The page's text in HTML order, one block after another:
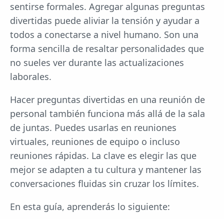
sentirse formales. Agregar algunas preguntas
divertidas puede aliviar la tensión y ayudar a
todos a conectarse a nivel humano. Son una
forma sencilla de resaltar personalidades que
no sueles ver durante las actualizaciones
laborales.
Hacer preguntas divertidas en una reunión de
personal también funciona más allá de la sala
de juntas. Puedes usarlas en reuniones
virtuales, reuniones de equipo o incluso
reuniones rápidas. La clave es elegir las que
mejor se adapten a tu cultura y mantener las
conversaciones fluidas sin cruzar los límites.
En esta guía, aprenderás lo siguiente: